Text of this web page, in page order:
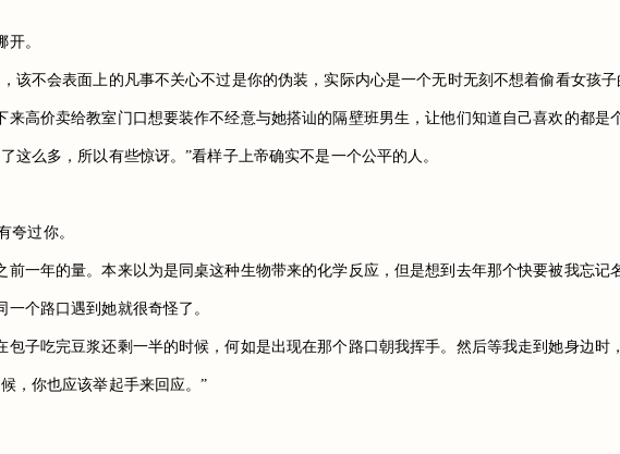
。
该不会表面上的凡事不关心不过是你的伪装，实际内心是一个无时无刻不想着偷看女孩子
高价卖给教室门口想要装作不经意与她搭讪的隔壁班男生，让他们知道自己喜欢的都是
这么多，所以有些惊讶。”看样子上帝确实不是一个公平的人。
夸过你。
一年的量。本来以为是同桌这种生物带来的化学反应，但是想到去年那个快要被我忘记
个路口遇到她就很奇怪了。
子吃完豆浆还剩一半的时候，何如是出现在那个路口朝我挥手。然后等我走到她身边时
，你也应该举起手来回应。”